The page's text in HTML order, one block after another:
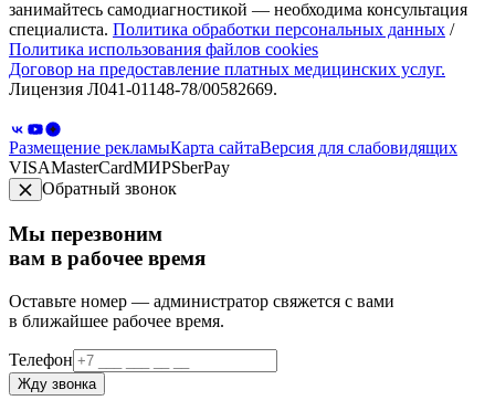
занимайтесь самодиагностикой — необходима консультация
специалиста. Политика обработки персональных данных /
Политика использования файлов cookies
Договор на предоставление платных медицинских услуг.
Лицензия Л041-01148-78/00582669.
Размещение рекламыКарта сайтаВерсия для слабовидящих
VISAMasterCardМИРSberPay
Обратный звонок
Мы перезвоним
вам в рабочее время
Оставьте номер — администратор свяжется с вами
в ближайшее рабочее время.
Телефон
Жду звонка